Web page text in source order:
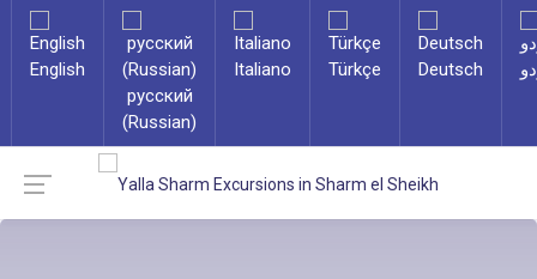
English
русский
(Russian)
Italiano Türkçe Deutsch